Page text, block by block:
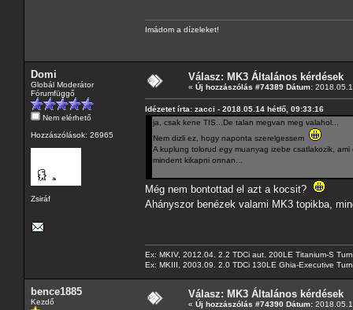
Imádom a dízeleket!
Domi
Globál Moderátor
Fórumfüggő
Nem elérhető
Hozzászólások: 26965
Zsiráf
Válasz: MK3 Általános kérdések
« Új hozzászólás #74389 Dátum:
Idézetet írta: zacci - 2018.05.14 hétfő, 09:33:16
ja, csak kene TIS...De talan megvan meg valahol...
Nem dizli ez, hogy naponta szerelgessem
A kuplung tolorud egy muanyag izebe csatlakozik,
mindent kikapni onnan...
Még nem bontottad el azt a kocsit?
Ahányszor benézek valami MK3 topikba,
Ex: MKIV, 2012.04. 2.2 TDCi aut. 200LE Titanium-S
Ex: MKIII, 2003.09. 2.0 TDCi 130LE Ghia-Executive
bence1885
Kezdő
Válasz: MK3 Általános kérdések
« Új hozzászólás #74390 Dátum: